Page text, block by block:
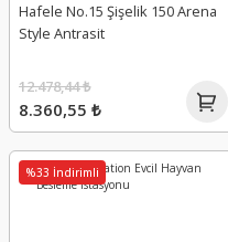
Hafele No.15 Şişelik 150 Arena
Style Antrasit
8.360,55 ₺
12.478,44 ₺
%33 İndirimli